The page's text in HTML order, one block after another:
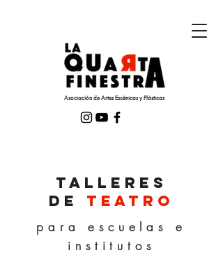
Asociación de Artes Escénicas y Plásticas
talleres
de teatro
para escuelas e
institutos